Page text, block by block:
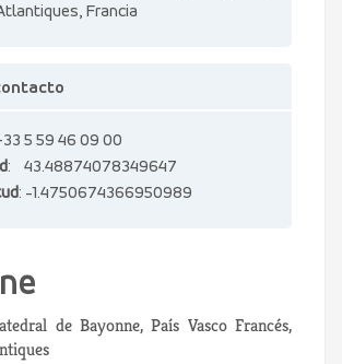
Francia
5 59 46 09 00
: 43.48874078349647
: -1.4750674366950989
de Bayonne, País Vasco Francés,